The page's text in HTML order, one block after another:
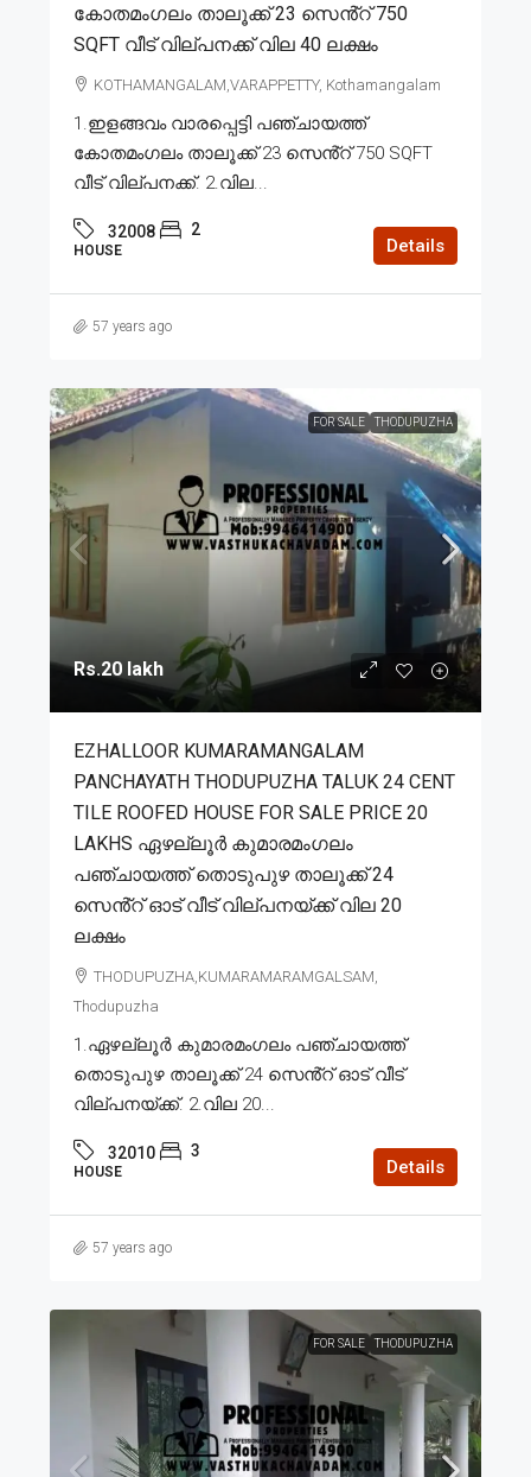
കോതമംഗലം താലൂക്ക് 23 സെൻ്റ് 750
SQFT വീട് വില്പനക്ക് വില 40 ലക്ഷം
KOTHAMANGALAM,VARAPPETTY, Kothamangalam
1.ഇളങ്ങവം വാരപ്പെട്ടി പഞ്ചായത്ത്
കോതമംഗലം താലൂക്ക് 23 സെൻ്റ് 750 SQFT
വീട് വില്പനക്ക്. 2.വില...
32008 2
HOUSE Details
57 years ago
FOR SALE THODUPUZHA
Rs.20 lakh
EZHALLOOR KUMARAMANGALAM
PANCHAYATH THODUPUZHA TALUK 24 CENT
TILE ROOFED HOUSE FOR SALE PRICE 20
LAKHS ഏഴല്ലൂർ കുമാരമംഗലം
പഞ്ചായത്ത് തൊടുപുഴ താലൂക്ക് 24
സെൻ്റ് ഓട് വീട് വില്പനയ്ക്ക് വില 20
ലക്ഷം
THODUPUZHA,KUMARAMARAMGALSAM,
Thodupuzha
1.ഏഴല്ലൂർ കുമാരമംഗലം പഞ്ചായത്ത്
തൊടുപുഴ താലൂക്ക് 24 സെൻ്റ് ഓട് വീട്
വില്പനയ്ക്ക്. 2.വില 20...
32010 3
HOUSE Details
57 years ago
FOR SALE THODUPUZHA